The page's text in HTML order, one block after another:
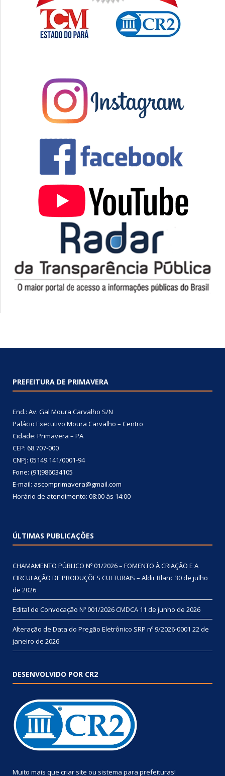
PREFEITURA DE PRIMAVERA
End.: Av. Gal Moura Carvalho S/N
Palácio Executivo Moura Carvalho – Centro
Cidade: Primavera – PA
CEP: 68.707-000
CNPJ: 05149.141/0001-94
Fone: (91)986034105
E-mail: ascomprimavera@gmail.com
Horário de atendimento: 08:00 às 14:00
ÚLTIMAS PUBLICAÇÕES
CHAMAMENTO PÚBLICO Nº 01/2026 – FOMENTO À CRIAÇÃO E A
CIRCULAÇÃO DE PRODUÇÕES CULTURAIS – Aldir Blanc30 de julho
de 2026
Edital de Convocação Nº 001/2026 CMDCA 11 de junho de 2026
Alteração de Data do Pregão Eletrônico SRP nº 9/2026-0001 22 de
janeiro de 2026
DESENVOLVIDO POR CR2
Muito mais que criar site ou sistema para prefeituras!